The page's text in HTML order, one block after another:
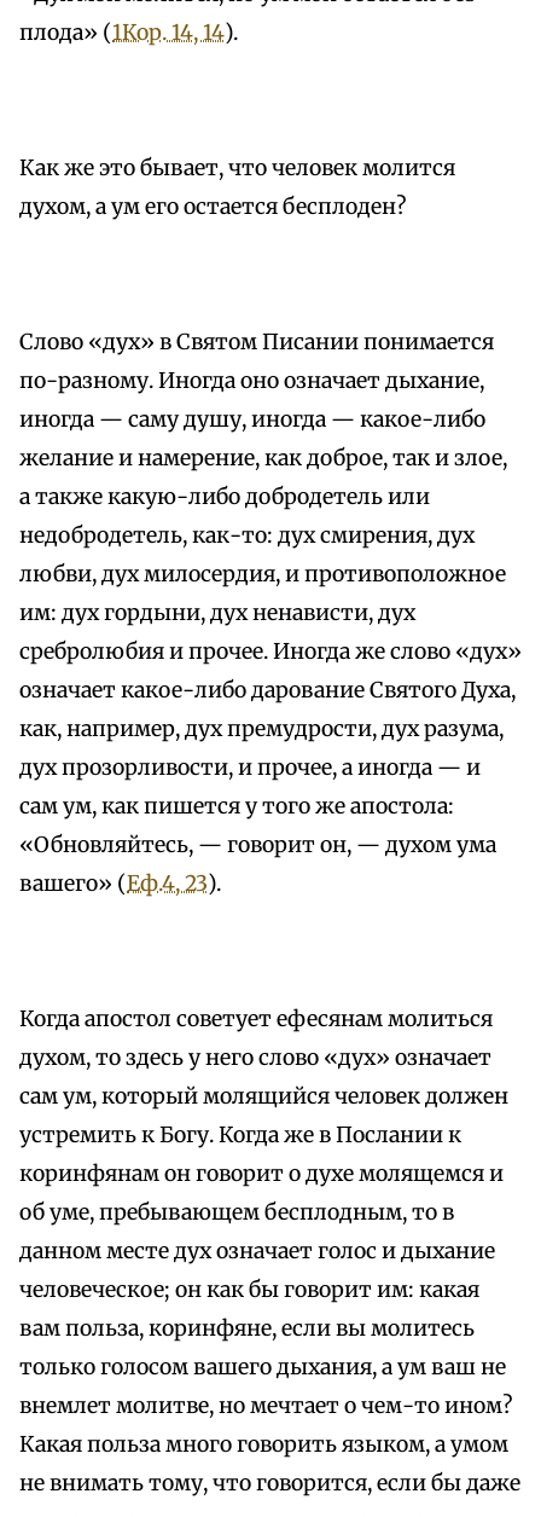
плода» (1Кор. 14, 14).
Как же это бывает, что человек молится
духом, а ум его остается бесплоден?
Слово «дух» в Святом Писании понимается
по-разному. Иногда оно означает дыхание,
иногда — саму душу, иногда — какое-либо
желание и намерение, как доброе, так и злое,
а также какую-либо добродетель или
недобродетель, как-то: дух смирения, дух
любви, дух милосердия, и противоположное
им: дух гордыни, дух ненависти, дух
сребролюбия и прочее. Иногда же слово «дух»
означает какое-либо дарование Святого Духа,
как, например, дух премудрости, дух разума,
дух прозорливости, и прочее, а иногда — и
сам ум, как пишется у того же апостола:
«Обновляйтесь, — говорит он, — духом ума
вашего» (Еф.4, 23).
Когда апостол советует ефесянам молиться
духом, то здесь у него слово «дух» означает
сам ум, который молящийся человек должен
устремить к Богу. Когда же в Послании к
коринфянам он говорит о духе молящемся и
об уме, пребывающем бесплодным, то в
данном месте дух означает голос и дыхание
человеческое; он как бы говорит им: какая
вам польза, коринфяне, если вы молитесь
только голосом вашего дыхания, а ум ваш не
внемлет молитве, но мечтает о чем-то ином?
Какая польза много говорить языком, а умом
не внимать тому, что говорится, если бы даже